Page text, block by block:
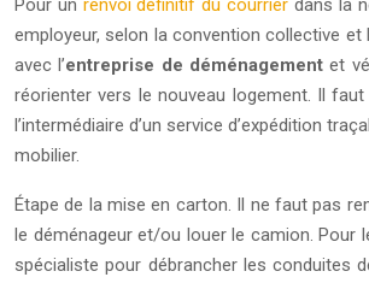
Pour un renvoi définitif du courrier dans la
employeur, selon la convention collective
avec l’entreprise de déménagement et
réorienter vers le nouveau logement. Il
l’intermédiaire d’un service d’expédition
mobilier.
Étape de la mise en carton. Il ne faut pas
le déménageur et/ou louer le camion. Pour
spécialiste pour débrancher les conduites